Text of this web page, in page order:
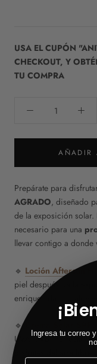
USA EL CUPÓN
CHECKOUT, Y
TU COMPRA
AÑADIR
Prepárate para
AGRADO, diseñado
de la exposición
necesario para una
llevar contigo a donde
🔹 Loción Aftersun
piel después de la
enriquecida con aloe
🔹
UVA/UVB. Perfecta
Ingresa tu correo